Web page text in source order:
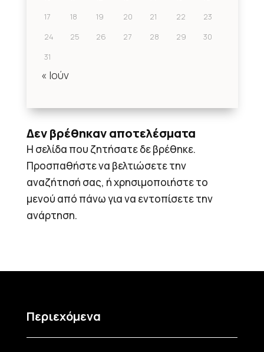
17
18 19 20 21 22
23
24
25 26 27 28 29
30
31
« Ιούν
Δεν βρέθηκαν αποτελέσματα
Η σελίδα που ζητήσατε δε βρέθηκε.
Προσπαθήστε να βελτιώσετε την
αναζήτησή σας, ή χρησιμοποιήστε το
μενού από πάνω για να εντοπίσετε την
ανάρτηση.
Περιεχόμενα